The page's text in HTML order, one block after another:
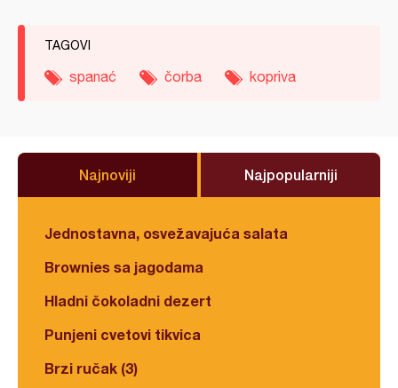
TAGOVI
spanać čorba kopriva
Najnoviji Najpopularniji
Jednostavna, osvežavajuća salata
Brownies sa jagodama
Hladni čokoladni dezert
Punjeni cvetovi tikvica
Brzi ručak (3)